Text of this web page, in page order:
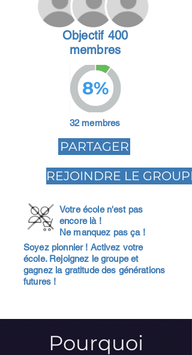
Objectif 400
membres
8%
32 membres
PARTAGER
REJOINDRE LE GROUPE
Votre école n'est pas
encore là !
Ne manquez pas ça !
Soyez pionnier ! Activez votre
école. Rejoignez le groupe et
gagnez la gratitude des générations
futures !
Pourquoi